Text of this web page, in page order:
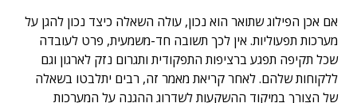
אם אכן הפילוג שתואר הוא נכון, עולה השאלה כיצד נכון להגן על
מערכות תפעוליות. אין לכך תשובה חד-משמעית, פרט לעובדה
שכל תקיפה תפגע ברציפות התפקודית ותגרום נזק לארגון וגם
ללקוחות שלהם. לאחר קריאת מאמר זה, רבים יתלבטו בשאלה
של הצורך במיקוד ההשקעות לשדרוג ההגנה על המערכות